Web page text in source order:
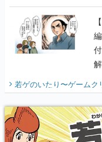
若ゲのいたり〜ゲームク